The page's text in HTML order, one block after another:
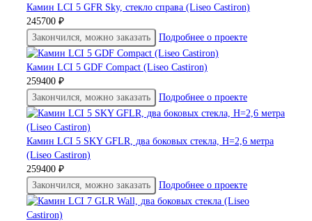
Камин LCI 5 GFR Sky, стекло справа (Liseo Castiron)
245700 ₽
Закончился, можно заказать
Подробнее о проекте
Камин LCI 5 GDF Compact (Liseo Castiron)
259400 ₽
Закончился, можно заказать
Подробнее о проекте
Камин LCI 5 SKY GFLR, два боковых стекла, H=2,6 метра
(Liseo Castiron)
259400 ₽
Закончился, можно заказать
Подробнее о проекте